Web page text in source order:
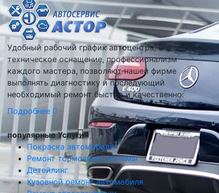
Удобный рабочий график автоцентра, его отличное
техническое оснащение, профессионализм
каждого мастера, позволяют нашей фирме
выполнять диагностику и последующий
необходимый ремонт быстро и качественно.
Подробнее
популярные Услуги
Покраска автомобиля
Ремонт тормозной системы
Детейлинг
Кузовной ремонт автомобиля